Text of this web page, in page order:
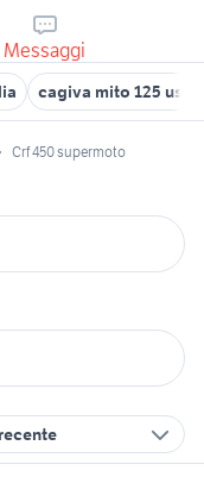
Messaggi
cagiva mito 125
Crf 450 supermoto